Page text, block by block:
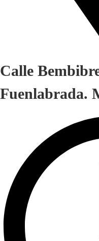
Calle
Fuenlabrada.